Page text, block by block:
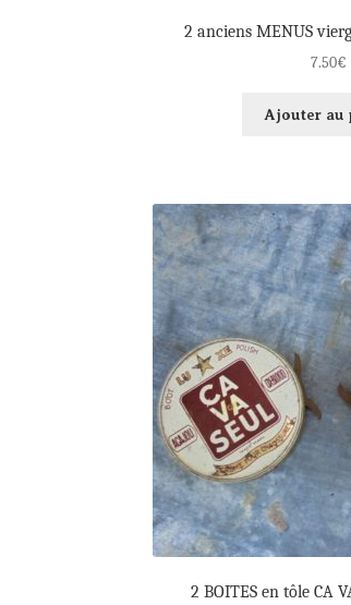
2 anciens MENUS
7.50€
Ajouter au
2 BOITES en tôle CA